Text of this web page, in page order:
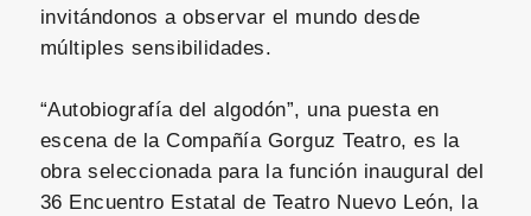
invitándonos a observar el mundo desde
múltiples sensibilidades.
“Autobiografía del algodón”, una puesta en
escena de la Compañía Gorguz Teatro, es la
obra seleccionada para la función inaugural del
36 Encuentro Estatal de Teatro Nuevo León, la